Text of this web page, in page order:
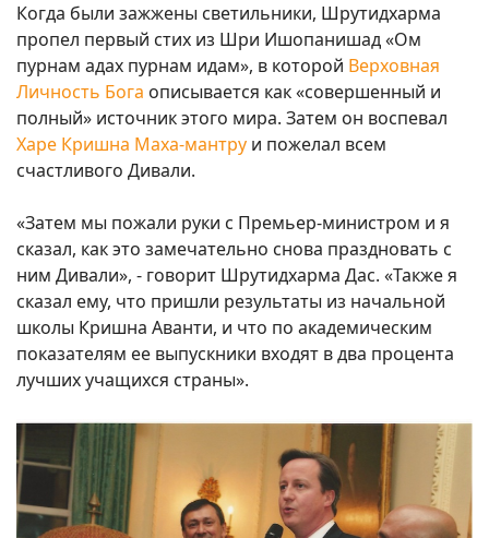
Когда были зажжены светильники, Шрутидхарма
пропел первый стих из Шри Ишопанишад «Ом
пурнам адах пурнам идам», в которой Верховная
Личность Бога описывается как «совершенный и
полный» источник этого мира. Затем он воспевал
Харе Кришна Маха-мантру и пожелал всем
счастливого Дивали.
«Затем мы пожали руки с Премьер-министром и я
сказал, как это замечательно снова праздновать с
ним Дивали», - говорит Шрутидхарма Дас. «Также я
сказал ему, что пришли результаты из начальной
школы Кришна Аванти, и что по академическим
показателям ее выпускники входят в два процента
лучших учащихся страны».